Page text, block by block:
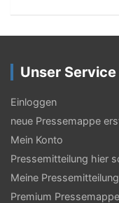
r
g
s
-
N
a
v
Unser Service
Einloggen
neue Pressemappe
Mein Konto
Pressemitteilung hier
Meine
Premium